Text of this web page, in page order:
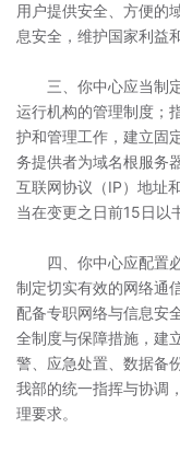
用户提供安全、方便的
息安全，维护国家利益
三、你中心应当制定
运行机构的管理制度；
护和管理工作，建立固
务提供者为域名根服务
互联网协议（IP）地址
当在变更之日前15日以
四、你中心应配置必
制定切实有效的网络通
配备专职网络与信息安
全制度与保障措施，建
警、应急处置、数据备
我部的统一指挥与协调
理要求。